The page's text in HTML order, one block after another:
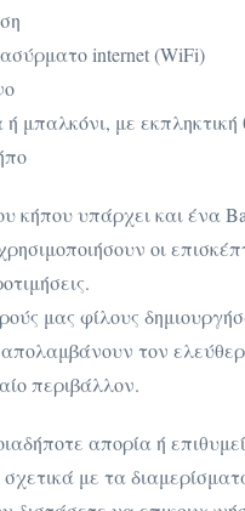
internet (WiFi)
μπαλκόνι, με
κήπου υπάρχει και ένα
οι
μας φίλους
τον
περιβάλλον.
απορία ή
με τα